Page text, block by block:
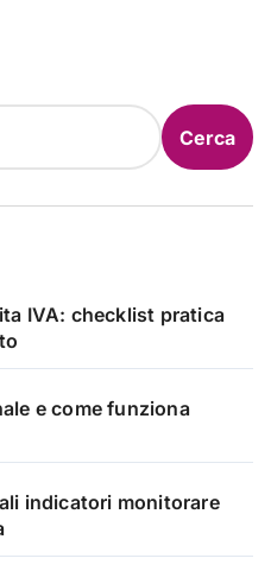
Cerca
IVA: checklist pratica
e come funziona
indicatori monitorare